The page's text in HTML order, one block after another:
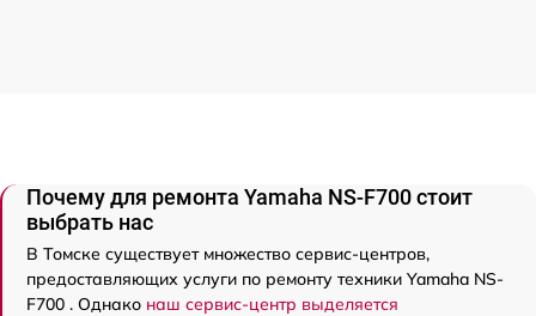
Почему для ремонта Yamaha NS-F700 стоит
выбрать нас
В Томске существует множество сервис-центров,
предоставляющих услуги по ремонту техники Yamaha NS-
F700 . Однако наш сервис-центр выделяется